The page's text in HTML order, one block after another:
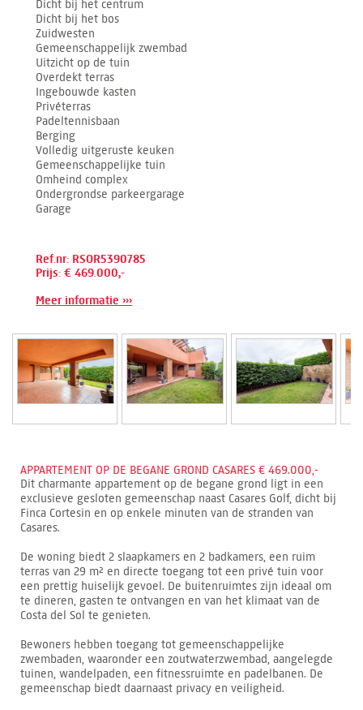
Dicht bij het centrum
Dicht bij het bos
Zuidwesten
Gemeenschappelijk zwembad
Uitzicht op de tuin
Overdekt terras
Ingebouwde kasten
Privéterras
Padeltennisbaan
Berging
Volledig uitgeruste keuken
Gemeenschappelijke tuin
Omheind complex
Ondergrondse parkeergarage
Garage
Ref.nr: RSOR5390785
Prijs: € 469.000,-
Meer informatie ›››
APPARTEMENT OP DE BEGANE GROND CASARES € 469.000,-
Dit charmante appartement op de begane grond ligt in een
exclusieve gesloten gemeenschap naast Casares Golf, dicht bij
Finca Cortesin en op enkele minuten van de stranden van
Casares.
De woning biedt 2 slaapkamers en 2 badkamers, een ruim
terras van 29 m² en directe toegang tot een privé tuin voor
een prettig huiselijk gevoel. De buitenruimtes zijn ideaal om
te dineren, gasten te ontvangen en van het klimaat van de
Costa del Sol te genieten.
Bewoners hebben toegang tot gemeenschappelijke
zwembaden, waaronder een zoutwaterzwembad, aangelegde
tuinen, wandelpaden, een fitnessruimte en padelbanen. De
gemeenschap biedt daarnaast privacy en veiligheid.